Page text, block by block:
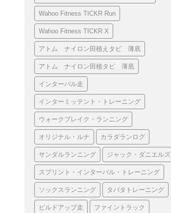
Wahoo Fitness TICKR Run
Wahoo Fitness TICKR X
アトム ナイロン田植えタビ 薄底
アトム ナイロン田植タビ 薄底
インターバル走
インターミッテント・トレーニング
ウォークブレイク・ランニング
オリジナル・ルナ カラダランログ
サンダルランニング ジャック・ダニエルズ
スプリント・インターバル・トレーニング
ソックスランニング タバタトレーニング
ビルドアップ走 ファイントラック